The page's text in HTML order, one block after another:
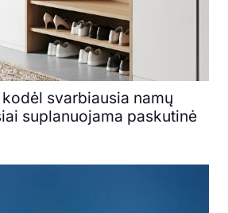
svarbiausia namų
suplanuojama paskutinė